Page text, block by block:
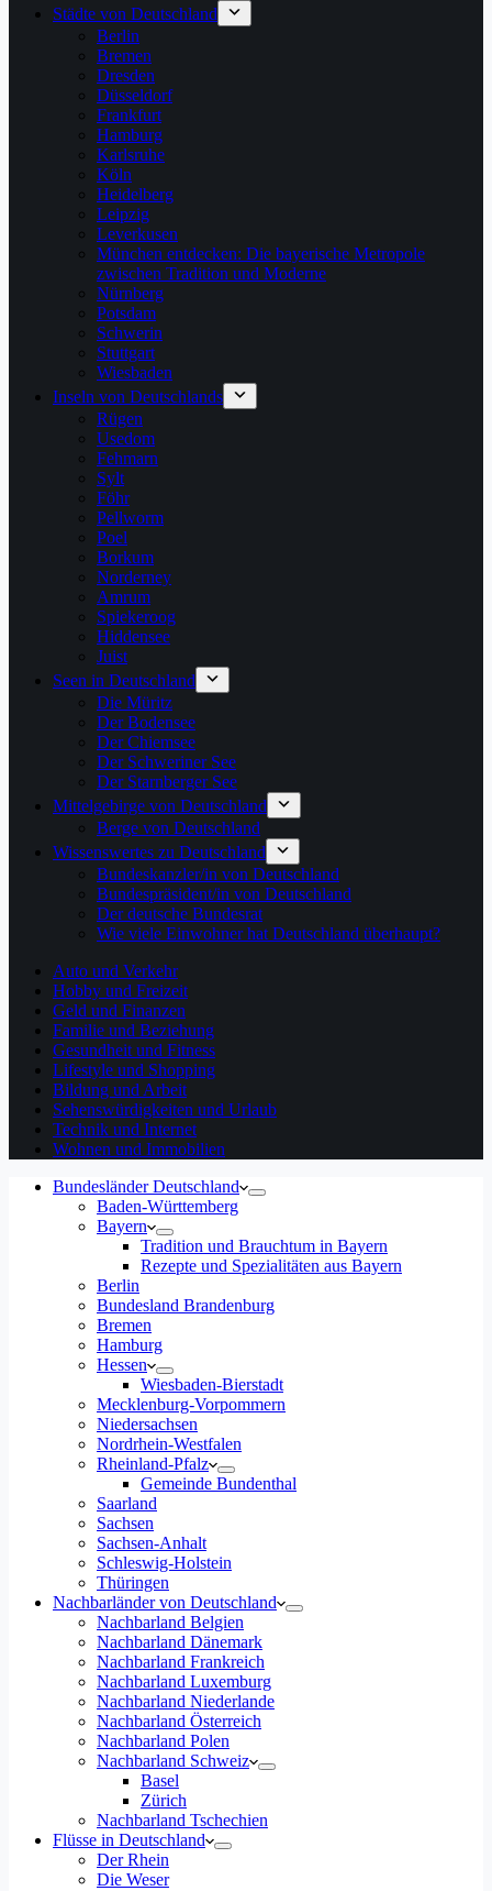
Städte von Deutschland
Berlin
Bremen
Dresden
Düsseldorf
Frankfurt
Hamburg
Karlsruhe
Köln
Heidelberg
Leipzig
Leverkusen
München entdecken: Die bayerische Metropole
zwischen Tradition und Moderne
Nürnberg
Potsdam
Schwerin
Stuttgart
Wiesbaden
Inseln von Deutschlands
Rügen
Usedom
Fehmarn
Sylt
Föhr
Pellworm
Poel
Borkum
Norderney
Amrum
Spiekeroog
Hiddensee
Juist
Seen in Deutschland
Die Müritz
Der Bodensee
Der Chiemsee
Der Schweriner See
Der Starnberger See
Mittelgebirge von Deutschland
Berge von Deutschland
Wissenswertes zu Deutschland
Bundeskanzler/in von Deutschland
Bundespräsident/in von Deutschland
Der deutsche Bundesrat
Wie viele Einwohner hat Deutschland überhaupt?
Auto und Verkehr
Hobby und Freizeit
Geld und Finanzen
Familie und Beziehung
Gesundheit und Fitness
Lifestyle und Shopping
Bildung und Arbeit
Sehenswürdigkeiten und Urlaub
Technik und Internet
Wohnen und Immobilien
Bundesländer Deutschland
Baden-Württemberg
Bayern
Tradition und Brauchtum in Bayern
Rezepte und Spezialitäten aus Bayern
Berlin
Bundesland Brandenburg
Bremen
Hamburg
Hessen
Wiesbaden-Bierstadt
Mecklenburg-Vorpommern
Niedersachsen
Nordrhein-Westfalen
Rheinland-Pfalz
Gemeinde Bundenthal
Saarland
Sachsen
Sachsen-Anhalt
Schleswig-Holstein
Thüringen
Nachbarländer von Deutschland
Nachbarland Belgien
Nachbarland Dänemark
Nachbarland Frankreich
Nachbarland Luxemburg
Nachbarland Niederlande
Nachbarland Österreich
Nachbarland Polen
Nachbarland Schweiz
Basel
Zürich
Nachbarland Tschechien
Flüsse in Deutschland
Der Rhein
Die Weser